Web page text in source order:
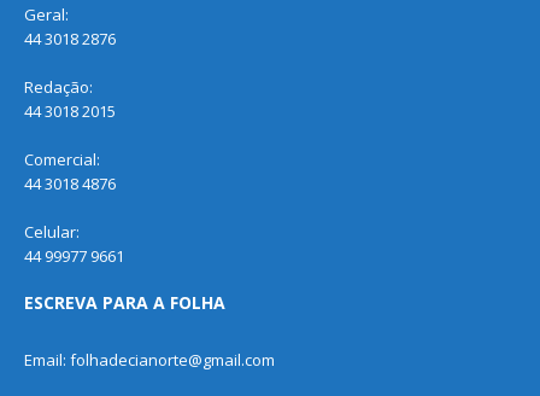
Geral:
44 3018 2876
Redação:
44 3018 2015
Comercial:
44 3018 4876
Celular:
44 99977 9661
ESCREVA PARA A FOLHA
Email: folhadecianorte@gmail.com